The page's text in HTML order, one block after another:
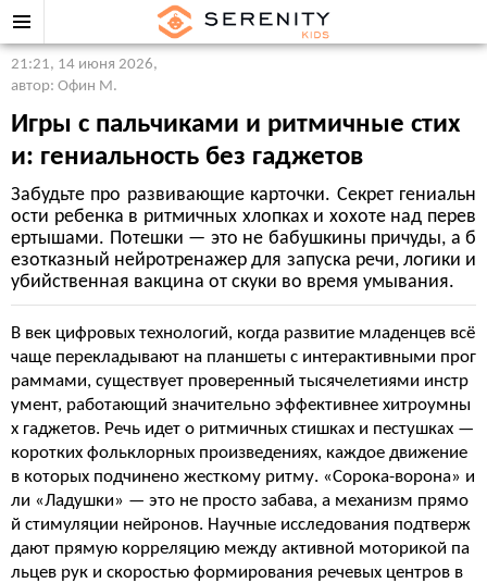
21:21, 14 июня 2026,
автор: Офин М.
Игры с пальчиками и ритмичные стих
и: гениальность без гаджетов
Забудьте про развивающие карточки. Секрет гениальн
ости ребенка в ритмичных хлопках и хохоте над перев
ертышами. Потешки — это не бабушкины причуды, а б
езотказный нейротренажер для запуска речи, логики и
убийственная вакцина от скуки во время умывания.
В век цифровых технологий, когда развитие младенцев всё
чаще перекладывают на планшеты с интерактивными прог
раммами, существует проверенный тысячелетиями инстр
умент, работающий значительно эффективнее хитроумны
х гаджетов. Речь идет о ритмичных стишках и пестушках —
коротких фольклорных произведениях, каждое движение
в которых подчинено жесткому ритму. «Сорока-ворона» и
ли «Ладушки» — это не просто забава, а механизм прямо
й стимуляции нейронов. Научные исследования подтверж
дают прямую корреляцию между активной моторикой па
льцев рук и скоростью формирования речевых центров в